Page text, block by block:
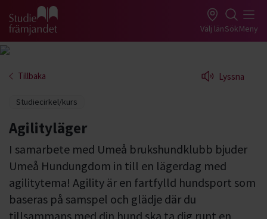
Gå till studiefrämjandets startsida Välj länSökMeny
Tillbaka Lyssna
Studiecirkel/kurs
Agilityläger
I samarbete med Umeå brukshundklubb bjuder
Umeå Hundungdom in till en lägerdag med
agilitytema! Agility är en fartfylld hundsport som
baseras på samspel och glädje där du
tillsammans med din hund ska ta dig runt en